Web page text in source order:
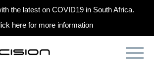
the latest on COVID19 in South Africa.
here for more information